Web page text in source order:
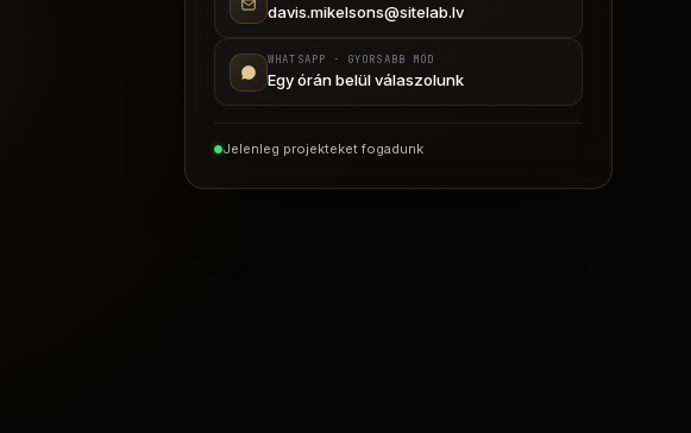
davis.mikelsons@sitelab.lv
WHATSAPP · GYORSABB MÓD
Egy órán belül válaszolunk
Jelenleg projekteket fogadunk